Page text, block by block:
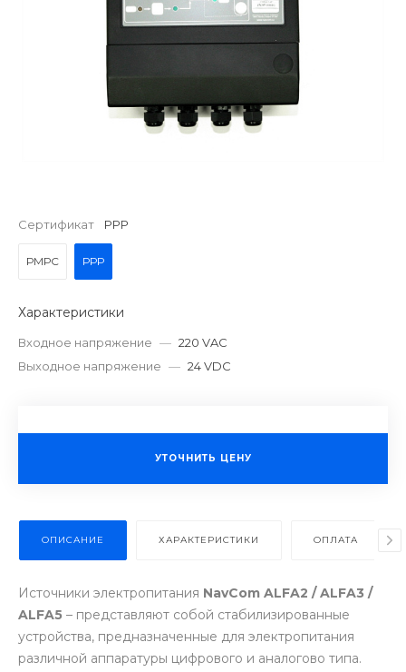
Сертификат РРР
РМРС РРР
Характеристики
Входное напряжение — 220 VAC
Выходное напряжение — 24 VDC
УТОЧНИТЬ ЦЕНУ
ОПИСАНИЕ ХАРАКТЕРИСТИКИ ОПЛАТА
Источники электропитания NavCom ALFA2 / ALFA3 /
ALFA5 – представляют собой стабилизированные
устройства, предназначенные для электропитания
различной аппаратуры цифрового и аналогово типа.